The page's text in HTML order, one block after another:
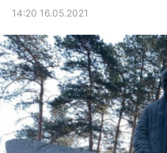
14:20 16.05.2021